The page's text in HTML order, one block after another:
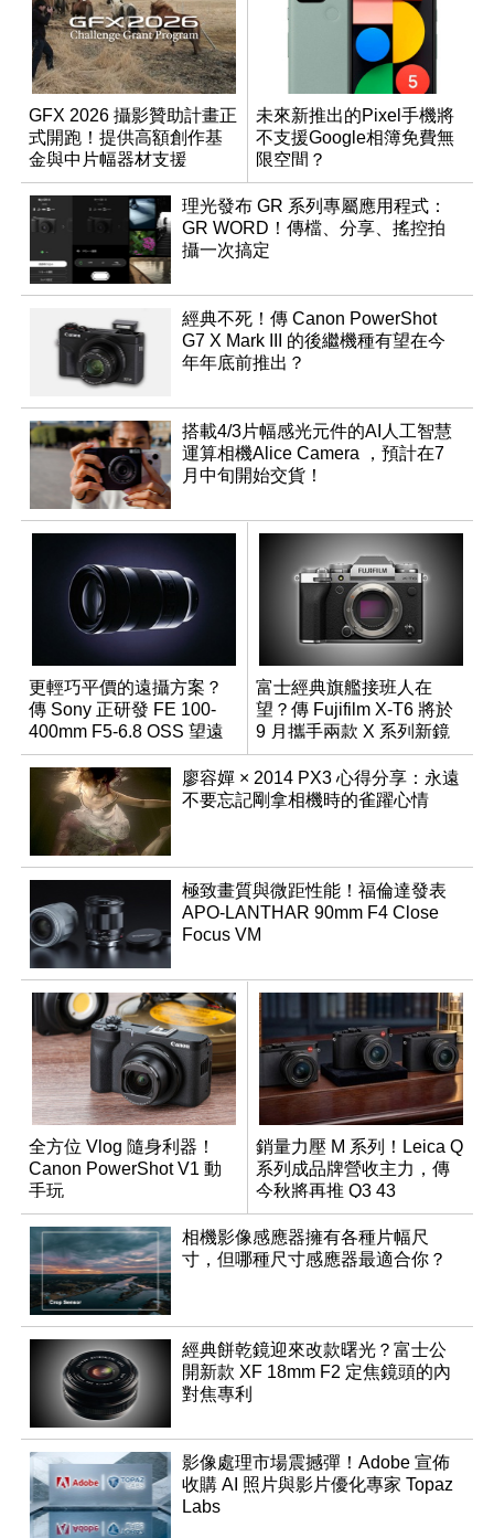
GFX 2026 攝影贊助計畫正
式開跑！提供高額創作基
金與中片幅器材支援
未來新推出的Pixel手機將
不支援Google相簿免費無
限空間？
理光發布 GR 系列專屬應用程式：
GR WORD！傳檔、分享、搖控拍
攝一次搞定
經典不死！傳 Canon PowerShot
G7 X Mark III 的後繼機種有望在今
年年底前推出？
搭載4/3片幅感光元件的AI人工智慧
運算相機Alice Camera ，預計在7
月中旬開始交貨！
更輕巧平價的遠攝方案？
傳 Sony 正研發 FE 100-
400mm F5-6.8 OSS 望遠
變焦鏡頭
富士經典旗艦接班人在
望？傳 Fujifilm X-T6 將於
9 月攜手兩款 X 系列新鏡
頭登場
廖容嬋 × 2014 PX3 心得分享：永遠
不要忘記剛拿相機時的雀躍心情
極致畫質與微距性能！福倫達發表
APO-LANTHAR 90mm F4 Close
Focus VM
全方位 Vlog 隨身利器！
Canon PowerShot V1 動
手玩
銷量力壓 M 系列！Leica Q
系列成品牌營收主力，傳
今秋將再推 Q3 43
Monochrom
相機影像感應器擁有各種片幅尺
寸，但哪種尺寸感應器最適合你？
經典餅乾鏡迎來改款曙光？富士公
開新款 XF 18mm F2 定焦鏡頭的內
對焦專利
影像處理市場震撼彈！Adobe 宣佈
收購 AI 照片與影片優化專家 Topaz
Labs